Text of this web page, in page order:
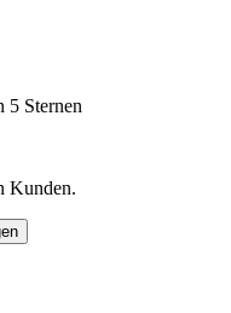
5 Sternen
Kunden.